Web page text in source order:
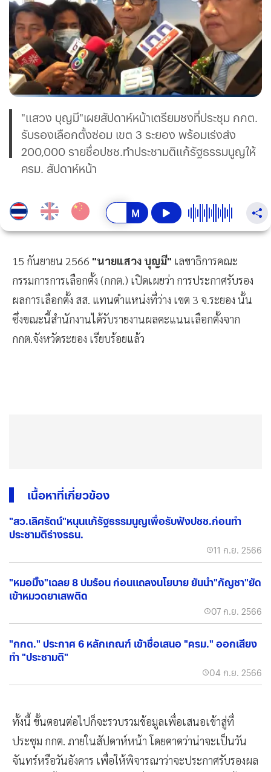
"แสวง บุญมี"เผยสัปดาห์หน้าเตรียมชงที่ประชุม กกต.
รับรองเลือกตั้งซ่อม เขต 3 ระยอง พร้อมเร่งส่ง
200,000 รายชื่อปชช.ทำประชามติแก้รัฐธรรมนูญให้
ครม. สัปดาห์หน้า
15 กันยายน 2566 "นายแสวง บุญมี" เลขาธิการคณะ
กรรมการการเลือกตั้ง (กกต.) เปิดเผยว่า การประกาศรับรอง
ผลการเลือกตั้ง สส. แทนตำแหน่งที่ว่าง เขต 3 จ.ระยอง นั้น
ซึ่งขณะนี้สำนักงานได้รับรายงานผลคะแนนเลือกตั้งจาก
กกต.จังหวัดระยอง เรียบร้อยแล้ว
เนื้อหาที่เกี่ยวข้อง
"สว.เลิศรัตน์"หนุนแก้รัฐธรรมนูญเพื่อรับฟังปชช.ก่อนทำ
ประชามติร่างรธน.
11 ก.ย. 2566
"หมอมิ๊ง"เฉลย 8 ปมร้อน ก่อนแถลงนโยบาย ยันนำ"กัญชา"ยัด
เข้าหมวดยาเสพติด
07 ก.ย. 2566
"กกต." ประกาศ 6 หลักเกณฑ์ เข้าชื่อเสนอ "ครม." ออกเสียง
ทำ "ประชามติ"
04 ก.ย. 2566
ทั้งนี้ ขั้นตอนต่อไปก็จะรวบรวมข้อมูลเพื่อเสนอเข้าสู่ที่
ประชุม กกต. ภายในสัปดาห์หน้า โดยคาดว่าน่าจะเป็นวัน
จันทร์หรือวันอังคาร เพื่อให้พิจารณาว่าจะประกาศรับรองผล